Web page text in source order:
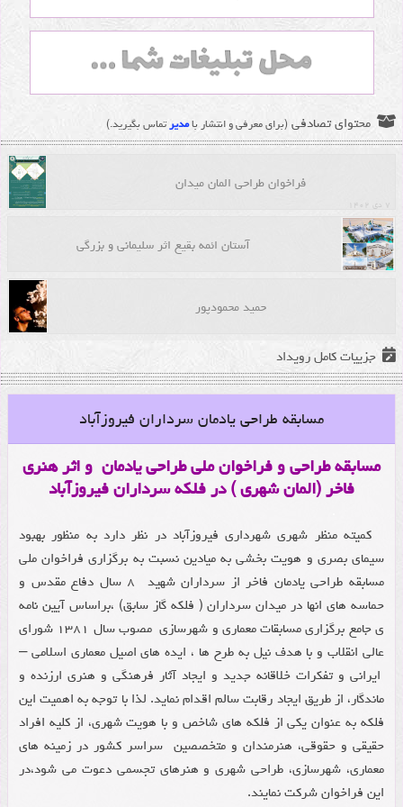
محتوای تصادفی (برای معرفی و انتشار بامدیرتماس بگیرید.)
فراخوان طراحی المان میدان
۷ دی ۱۴۰۲
آستان ائمه بقیع اثر سلیمانی و بزرگی
حمید محمودپور
جزییات کامل رویداد
مسابقه طراحی یادمان سرداران فیروزآباد
مسابقه طراحی و فراخوان ملی طراحی یادمان و اثر هنری
فاخر (المان شهری ) در فلکه سرداران فیروزآباد
کمیته منظر شهری شهرداری فیروزآباد در نظر دارد به منظور بهبود
سیمای بصری و هویت بخشی به میادین نسبت به برگزاری فراخوان ملی
مسابقه طراحی یادمان فاخر از سرداران شهید ۸ سال دفاع مقدس و
حماسه های انها در میدان سرداران ( فلکه گاز سابق) ،براساس آیین نامه
ی جامع برگزاری مسابقات معماری و شهرسازی مصوب سال ۱۳۸۱ شورای
عالی انقلاب و با هدف نیل به طرح ها ، ایده های اصیل معماری اسلامی –
ایرانی و تفکرات خلاقانه جدید و ایجاد آثار فرهنگی و هنری ارزنده و
ماندگار، از طریق ایجاد رقابت سالم اقدام نماید. لذا با توجه به اهمیت این
فلکه به عنوان یکی از فلکه های شاخص و با هویت شهری، از کلیه افراد
حقیقی و حقوقی، هنرمندان و متخصصین سراسر کشور در زمینه های
معماری، شهرسازی، طراحی شهری و هنرهای تجسمی دعوت می شود،در
این فراخوان شرکت نمایند.